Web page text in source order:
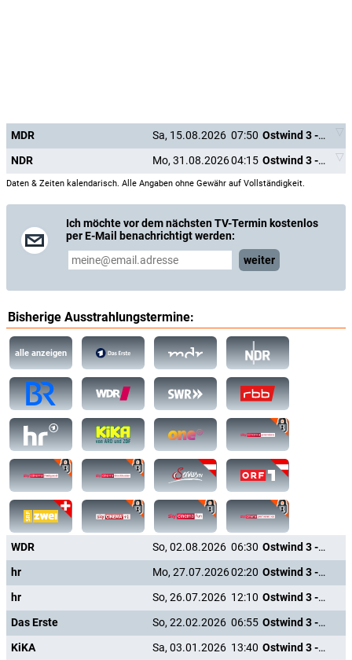
MDR Sa, 15.08.2026 07:50
Ostwind 3 - Aufbruch nach Ora
NDR
Mo, 31.08.202604:15 Ostwind 3 - Aufbruch nach Ora
Daten & Zeiten kalendarisch. Alle Angaben ohne Gewähr auf Vollständigkeit.
Ich möchte vor dem nächsten TV-Termin kostenlos
per E-Mail benachrichtigt werden:
weiter
Bisherige Ausstrahlungstermine:
alle anzeigen
WDR So, 02.08.2026 06:30
Ostwind 3 - Aufbruch nach Ora
hr
Mo, 27.07.202602:20
Ostwind 3 - Aufbruch nach Ora
hr
So, 26.07.2026 12:10
Ostwind 3 - Aufbruch nach Ora
Das Erste
So, 22.02.2026 06:55
Ostwind 3 - Aufbruch nach Ora
KiKA
Sa, 03.01.2026 13:40
Ostwind 3 - Aufbruch nach Ora